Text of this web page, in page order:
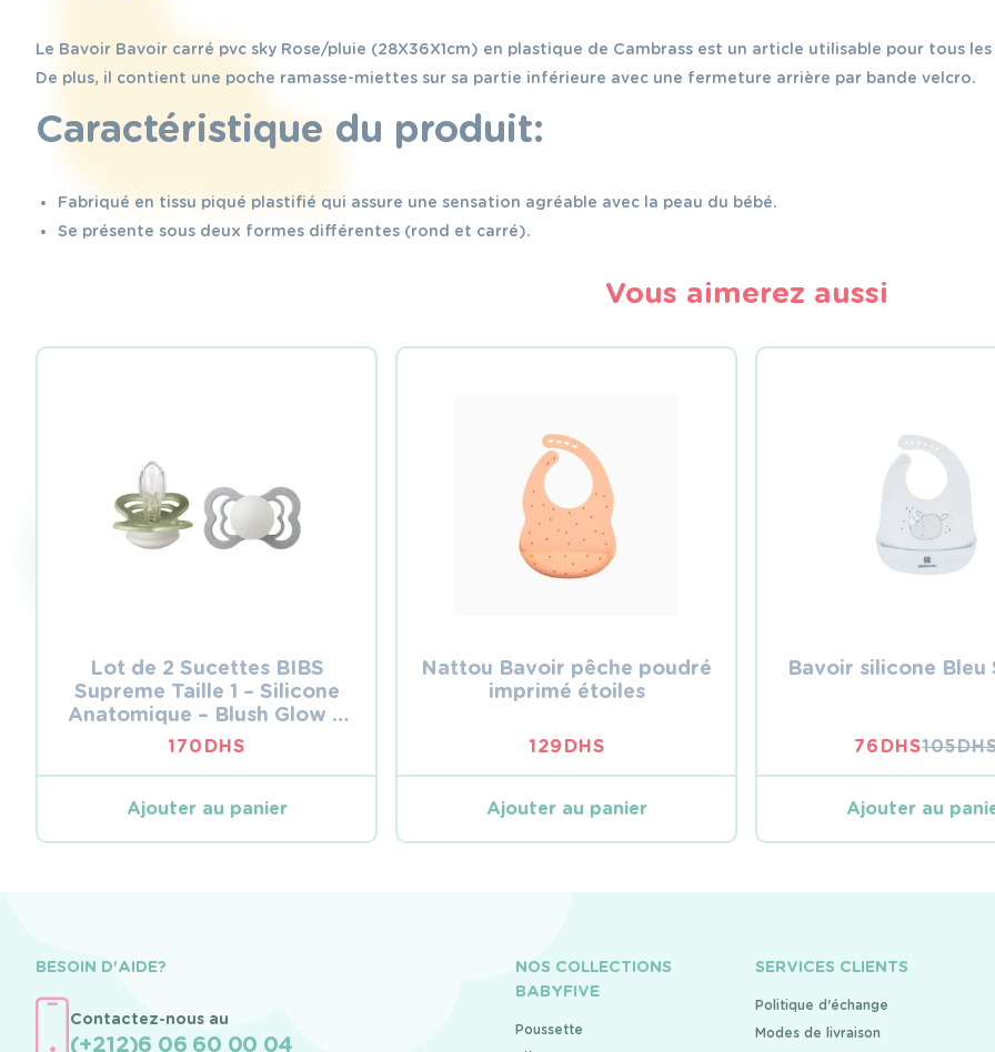
cm
Le Bavoir Bavoir carré pvc sky Rose/pluie (28X36X1cm) en plastique de Cambrass est un article utilisable pour tous
De plus, il contient une poche ramasse-miettes sur sa partie inférieure avec une fermeture arrière par bande velcro.
Caractéristique du produit:
Fabriqué en tissu piqué plastifié qui assure une sensation agréable avec la peau du bébé.
Se présente sous deux formes différentes (rond et carré).
Vous aimerez aussi
Lot de 2 Sucettes BIBS
Supreme Taille 1 – Silicone
Anatomique – Blush Glow &
Vanilla
170 DHS
Ajouter au panier
Nattou Bavoir pêche poudré
imprimé étoiles
129 DHS
Ajouter au panier
Bavoir silicone Bleu
105
LE
PRIX
ÉTAIT :
105
76 DHSLE
PRIX
EST :
76
Ajouter au
BESOIN D'AIDE?
Contactez-nous au
(+212)6 06 60 00 04
NOS COLLECTIONS
BABYFIVE
Poussette
SERVICES CLIENTS
Politique d'échange
Modes de livraison